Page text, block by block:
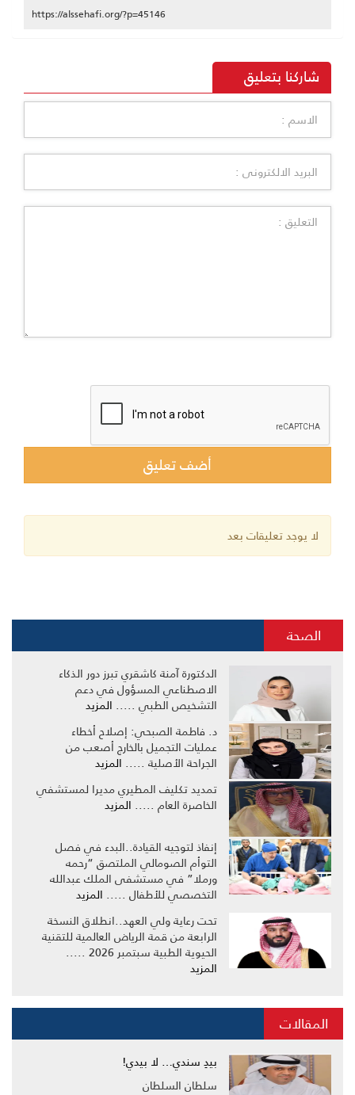
https://alssehafi.org/?p=45146
شاركنا بتعليق
لا يوجد تعليقات بعد
الصحة
الدكتورة آمنة كاشقري تبرز دور الذكاء
الاصطناعي المسؤول في دعم
التشخيص الطبي ..... المزيد
د. فاطمة الصبحي: إصلاح أخطاء
عمليات التجميل بالخارج أصعب من
الجراحة الأصلية ..... المزيد
تمديد تكليف المطيري مديرا لمستشفي
الخاصرة العام ..... المزيد
إنفاذ لتوجيه القيادة..البدء في فصل
التوأم الصومالي الملتصق “رحمه
ورملا” في مستشفى الملك عبدالله
التخصصي للأطفال ..... المزيد
تحت رعاية ولي العهد..انطلاق النسخة
الرابعة من قمة الرياض العالمية للتقنية
الحيوية الطبية سبتمبر 2026 .....
المزيد
المقالات
بيدِ سندي… لا بيدي!
سلطان السلطان